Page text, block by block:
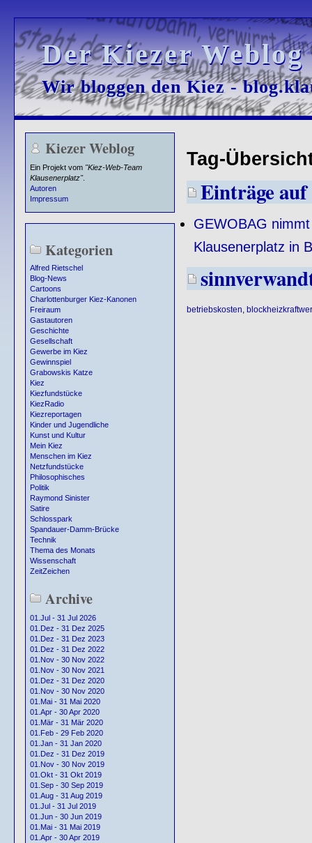
Der Kiezer
Der Kiezer
Wir bloggen den Kiez -
Wir bloggen den Kiez -
Kiezer Weblog
Ein Projekt vom "Kiez-Web-Team
Klausenerplatz".
Autoren
Impressum
Kategorien
Alfred Rietschel
Blog-News
Cartoons
Charlottenburger Kiez-Kanonen
Freiraum
Gastautoren
Geschichte
Gesellschaft
Gewerbe im Kiez
Gewinnspiel
Grabowskis Katze
Kiez
Kiezfundstücke
KiezRadio
Kiezreportagen
Kinder und Jugendliche
Kunst und Kultur
Mein Kiez
Menschen im Kiez
Netzfundstücke
Philosophisches
Politik
Raymond Sinister
Satire
Schlosspark
Spandauer-Damm-Brücke
Technik
Thema des Monats
Wissenschaft
ZeitZeichen
Archive
01.Jul - 31 Jul 2026
01.Dez - 31 Dez 2025
01.Dez - 31 Dez 2023
01.Dez - 31 Dez 2022
01.Nov - 30 Nov 2022
01.Nov - 30 Nov 2021
01.Dez - 31 Dez 2020
01.Nov - 30 Nov 2020
01.Mai - 31 Mai 2020
01.Apr - 30 Apr 2020
01.Mär - 31 Mär 2020
01.Feb - 29 Feb 2020
01.Jan - 31 Jan 2020
01.Dez - 31 Dez 2019
01.Nov - 30 Nov 2019
01.Okt - 31 Okt 2019
01.Sep - 30 Sep 2019
01.Aug - 31 Aug 2019
01.Jul - 31 Jul 2019
01.Jun - 30 Jun 2019
01.Mai - 31 Mai 2019
01.Apr - 30 Apr 2019
Tag-
Einträge
GEWOBAG
Klausenerplatz in
betriebskosten